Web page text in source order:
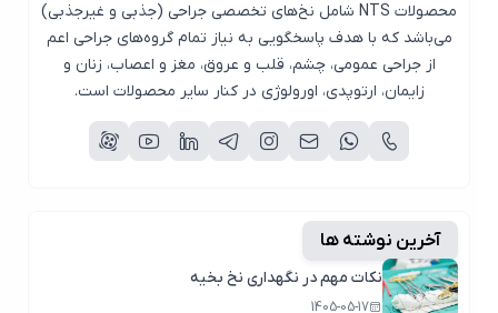
محصولات NTS شامل نخ‌های تخصصی جراحی (جذبی و غیرجذبی)
می‌باشد که با هدف پاسخگویی به نیاز تمام گروه‌های جراحی اعم
از جراحی عمومی، چشم، قلب و عروق، مغز و اعصاب، زنان و
زایمان، ارتوپدی، اورولوژی در کنار سایر محصولات است.
آخرین نوشته ها
نکات مهم در نگهداری نخ بخیه
1405-05-17